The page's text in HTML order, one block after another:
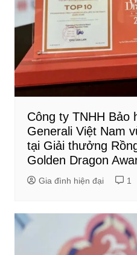
Công ty TNHH Bảo
Generali Việt Nam
tại Giải thưởng
Golden Dragon
Gia đình hiện đại 1